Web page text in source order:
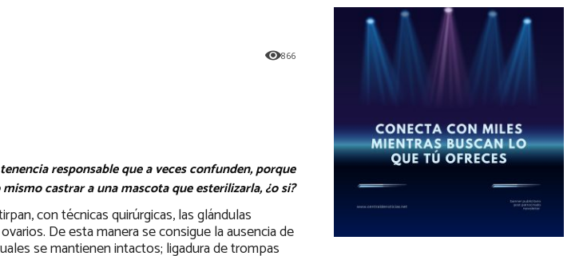
866
responsable que a veces confunden, porque
castrar a una mascota que esterilizarla, ¿o si?
con técnicas quirúrgicas, las glándulas
De esta manera se consigue la ausencia de
se mantienen intactos; ligadura de trompas